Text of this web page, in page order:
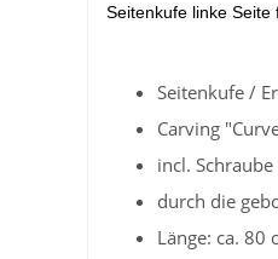
Seitenkufe linke Seite
Seitenkufe /
Carving
incl. Schraube
durch die
Länge: ca. 80